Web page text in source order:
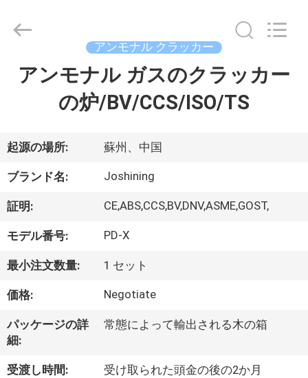
品
わ
た
し
ち
に
つ
2026
JoShining
アンモナル クラッカー
アンモナル ガスのクラッカー
の炉/BV/CCS/ISO/TS
起源の場所: 蘇州、中国
ブランド名: Joshining
証明: CE,ABS,CCS,BV,DNV,ASME,GOST,
モデル番号: PD-X
最小注文数量: 1 セット
価格: Negotiate
パッケージの詳
細:
常態によって輸出される木の箱
受渡し時間: 受け取られた頭金の後の2か月